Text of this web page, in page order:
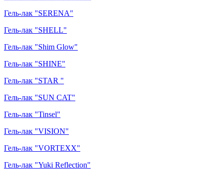
Гель-лак "SERENA"
Гель-лак "SHELL"
Гель-лак "Shim Glow"
Гель-лак "SHINE"
Гель-лак "STAR "
Гель-лак "SUN CAT"
Гель-лак "Tinsel"
Гель-лак "VISION"
Гель-лак "VORTEXX"
Гель-лак "Yuki Reflection"